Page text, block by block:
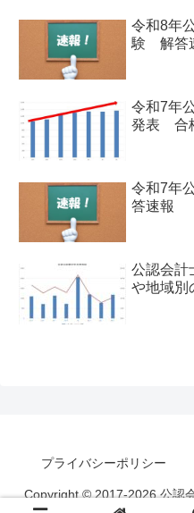
令和8年
験 解答
令和7年
発表 合
令和7年
答速報
公認会
や地域別
プライバシーポリシー
Copyright © 2017-2026 公認